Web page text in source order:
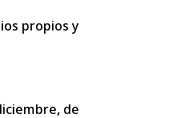
propios y
de